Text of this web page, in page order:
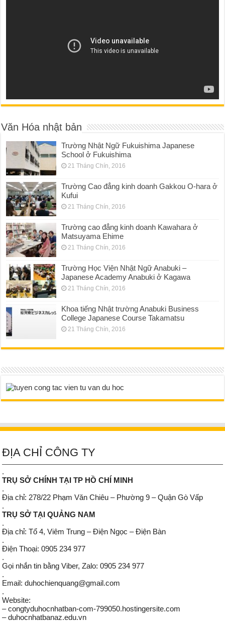
Văn Hóa nhật bản
Trường Nhật Ngữ Fukuishima Japanese
School ở Fukuishima
21 Tháng Chín, 2016
Trường Cao đẳng kinh doanh Gakkou O-hara ở
Kufui
21 Tháng Chín, 2016
Trường cao đẳng kinh doanh Kawahara ở
Matsuyama Ehime
21 Tháng Chín, 2016
Trường Học Viện Nhật Ngữ Anabuki –
Japanese Academy Anabuki ở Kagawa
21 Tháng Chín, 2016
Khoa tiếng Nhật trường Anabuki Business
College Japanese Course Takamatsu
21 Tháng Chín, 2016
ĐỊA CHỈ CÔNG TY
.
TRỤ SỞ CHÍNH TẠI TP HỒ CHÍ MINH
.
Địa chỉ: 278/22 Phạm Văn Chiêu – Phường 9 – Quận Gò Vấp
.
TRỤ SỞ TẠI QUẢNG NAM
.
Địa chỉ: Tổ 4, Viêm Trung – Điện Ngọc – Điện Bàn
.
Điện Thoại: 0905 234 977
.
Gọi nhắn tin bằng Viber, Zalo: 0905 234 977
.
Email: duhochienquang@gmail.com
.
Website:
– congtyduhocnhatban-com-799050.hostingersite.com
– duhocnhatbanaz.edu.vn